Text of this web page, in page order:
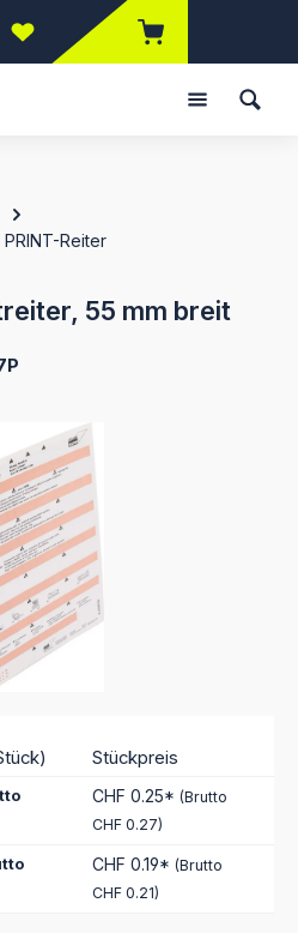
Du hast 0 Produkte auf dem
Reiter
55 mm breit
Stückpreis
CHF 0.25* (Brutto
CHF 0.27)
CHF 0.19* (Brutto
CHF 0.21)